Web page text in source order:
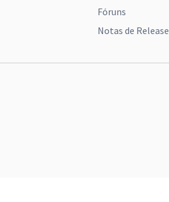
Fóruns
Notas de Release